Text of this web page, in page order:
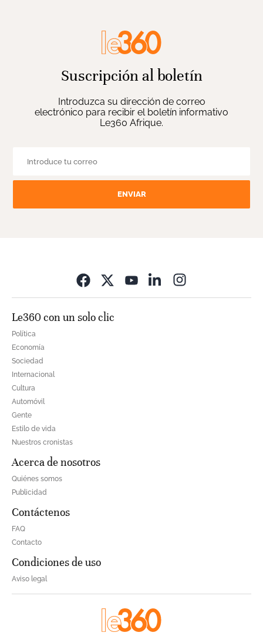
Suscripción al boletín
Introduzca su dirección de correo
electrónico para recibir el boletín informativo
Le360 Afrique.
ENVIAR
Le360 con un solo clic
Política
Economía
Sociedad
Internacional
Cultura
Automóvil
Gente
Estilo de vida
Nuestros cronistas
Acerca de nosotros
Quiénes somos
Publicidad
Contáctenos
FAQ
Contacto
Condiciones de uso
Aviso legal